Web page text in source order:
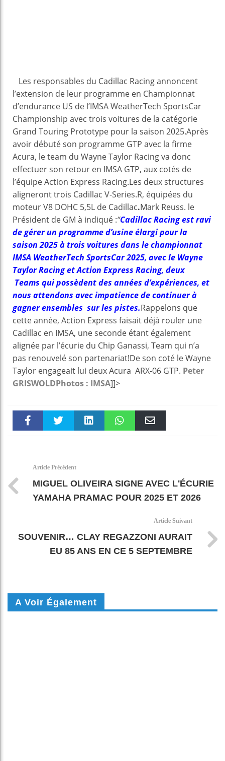
Les responsables du Cadillac Racing annoncent
l’extension de leur programme en Championnat
d’endurance US de l’IMSA WeatherTech SportsCar
Championship avec trois voitures de la catégorie
Grand Touring Prototype pour la saison 2025.Après
avoir débuté son programme GTP avec la firme
Acura, le team du Wayne Taylor Racing va donc
effectuer son retour en IMSA GTP, aux cotés de
l’équipe Action Express Racing.Les deux structures
aligneront trois Cadillac V-Series.R, équipées du
moteur V8 DOHC 5,5L de Cadillac.Mark Reuss. le
Président de GM à indiqué :“Cadillac Racing est ravi
de gérer un programme d’usine élargi pour la
saison 2025 à trois voitures dans le championnat
IMSA WeatherTech SportsCar 2025, avec le Wayne
Taylor Racing et Action Express Racing, deux
Teams qui possèdent des années d’expériences, et
nous attendons avec impatience de continuer à
gagner ensembles sur les pistes.Rappelons que
cette année, Action Express faisait déjà rouler une
Cadillac en IMSA, une seconde étant également
alignée par l’écurie du Chip Ganassi, Team qui n’a
pas renouvelé son partenariat!De son coté le Wayne
Taylor engageait lui deux Acura ARX-06 GTP. Peter
GRISWOLDPhotos : IMSA]]>
Article Précédent
MIGUEL OLIVEIRA SIGNE AVEC L'ÉCURIE
YAMAHA PRAMAC POUR 2025 ET 2026
Article Suivant
SOUVENIR… CLAY REGAZZONI AURAIT
EU 85 ANS EN CE 5 SEPTEMBRE
A Voir Également